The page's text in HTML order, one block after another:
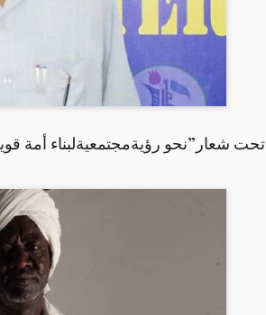
تحت شعار”نحو رؤيةمجتمعيةلبناء أمة